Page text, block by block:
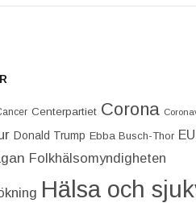
Centerpartiet‎ Corona
Donald Trump Ebba Busch-Thor EU
Folkhälsomyndigheten
Hälsa och